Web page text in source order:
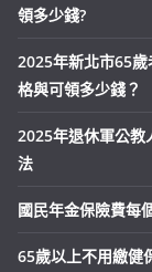
領多少錢?
2025年新北市65
格與可領多少錢？
2025年退休軍公教
法
國民年金保險費每
65歲以上不用繳健